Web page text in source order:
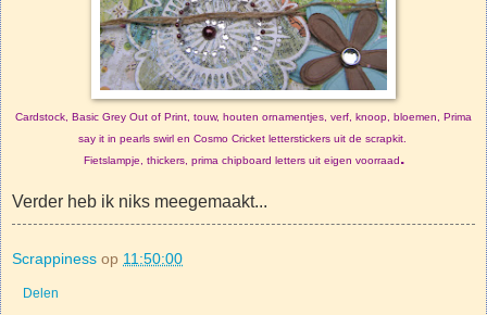
Cardstock, Basic Grey Out of Print, touw, houten ornamentjes, verf, knoop, bloemen, Prima
say it in pearls swirl en Cosmo Cricket letterstickers uit de scrapkit.
Fietslampje, thickers, prima chipboard letters uit eigen voorraad.
Verder heb ik niks meegemaakt...
Scrappiness op 11:50:00
Delen